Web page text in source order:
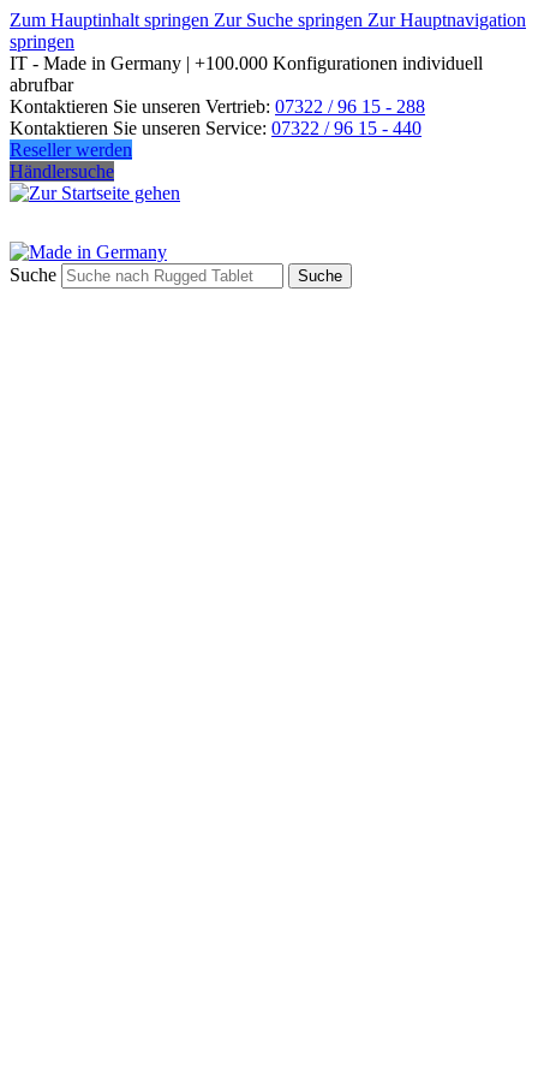
Zum Hauptinhalt springen Zur Suche springen Zur Hauptnavigation
springen
IT - Made in Germany | +100.000 Konfigurationen individuell
abrufbar
Kontaktieren Sie unseren Vertrieb: 07322 / 96 15 - 288
Kontaktieren Sie unseren Service: 07322 / 96 15 - 440
Reseller werden
Händlersuche
Suche Suche